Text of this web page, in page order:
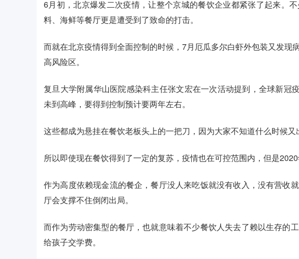
6月初，北京爆发二次疫情，让整个京城的餐饮企业都紧张了起来。
料、海鲜等餐厅更是遭受到了致命的打击。
而就在北京疫情得到全面控制的时候，7月厄瓜多尔白虾外包装又发现
高风险区。
复旦大学附属华山医院感染科主任张文宏在一次活动提到，全球新冠
未到高峰，要得到控制预计要两年左右。
这些都成为悬挂在餐饮老板头上的一把刀，因为大家不知道什么时候又
所以即使现在餐饮得到了一定的复苏，疫情也在可控范围内，但是
作为高度依赖现金流的餐企，餐厅没人来吃饭就没有收入，没有营收
厅会支撑不住倒闭出局。
而作为劳动密集型的餐厅，也就意味着不少餐饮人失去了赖以生存的
给孩子交学费。